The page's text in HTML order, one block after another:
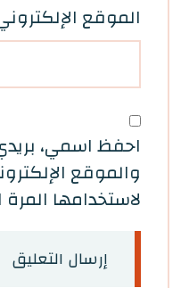
الموقع
احفظ اسمي،
والموقع
لاستخدامها
إرسال التعليق